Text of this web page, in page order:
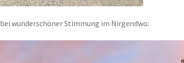
bei wunderschöner Stimmung im Nirgendwo: